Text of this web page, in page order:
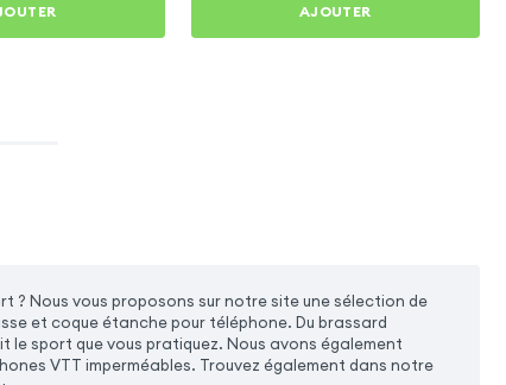
AJOUTER
? Nous vous proposons sur notre site une sélection de
et coque étanche pour téléphone. Du brassard
sport que vous pratiquez. Nous avons également
VTT imperméables. Trouvez également dans notre